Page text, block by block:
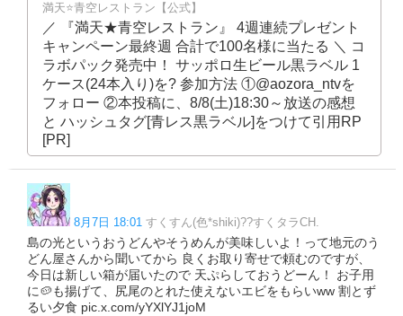
満天⭐️青空レストラン【公式】
／ 『満天★青空レストラン』 4週連続プレゼント
キャンペーン最終週 合計で100名様に当たる ＼ コ
ラボパック発売中！ サッポロ生ビール黒ラベル 1
ケース(24本入り)を? 参加方法 ①@aozora_ntvを
フォロー ②本投稿に、8/8(土)18:30～放送の感想
と ハッシュタグ[青レス黒ラベル]をつけて引用RP
[PR]
8月7日 18:01 すくすん(色*shiki)??すくタラCH.
島の光というおうどんやそうめんが美味しいよ！って地元のう
どん屋さんから聞いてから 良くお取り寄せで頼むのですが、
今日は新しい箱が届いたので 天ぷらしておうどーん！ お子用
に🥔も揚げて、尻尾のとれた使えないエビをもらいww 割とず
るい夕食 pic.x.com/yYXlYJ1joM